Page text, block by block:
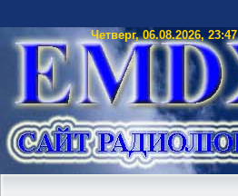
Четверг, 06.08.2026, 23:47